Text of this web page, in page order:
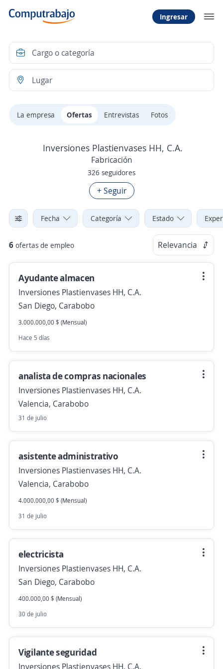
Ingresar
La empresa Ofertas Entrevistas Fotos
Inversiones Plastienvases HH, C.A.
Fabricación
326 seguidores
+ Seguir
Fecha Categoría Estado
6 ofertas de empleo Relevancia
Ayudante almacen
Inversiones Plastienvases HH, C.A.
San Diego, Carabobo
3.000.000,00 $ (Mensual)
Hace 5 días
analista de compras nacionales
Inversiones Plastienvases HH, C.A.
Valencia, Carabobo
31 de julio
asistente administrativo
Inversiones Plastienvases HH, C.A.
Valencia, Carabobo
4.000.000,00 $ (Mensual)
31 de julio
electricista
Inversiones Plastienvases HH, C.A.
San Diego, Carabobo
400.000,00 $ (Mensual)
30 de julio
Vigilante seguridad
Inversiones Plastienvases HH, C.A.